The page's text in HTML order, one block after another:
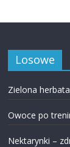
Losowe
Zielona
Owoce po
Nektarynki –